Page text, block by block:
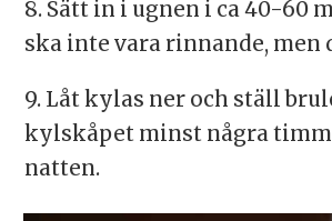
8. Sätt in i ugnen i ca 40-60
ska inte vara rinnande, men
9. Låt kylas ner och ställ
kylskåpet minst några
natten.